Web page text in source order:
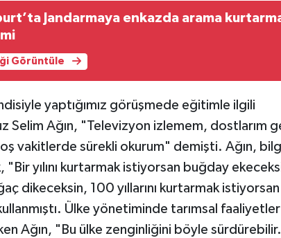
Jandarmaya enkazda arama
Görüntüle
yaptığımız görüşmede eğitimle ilgili
Selim Ağın, "Televizyon izlemem, dostlarım
vakitlerde sürekli okurum" demişti. Ağın,
"Bir yılını kurtarmak istiyorsan buğday
dikeceksin, 100 yıllarını kurtarmak
Ülke yönetiminde tarımsal
Ağın, "Bu ülke zenginliğini böyle